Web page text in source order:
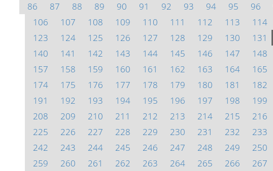
86
87 88 89 90 91 92 93 94 95 96
106
107 108 109 110 111 112 113 114
123
124 125 126 127 128 129 130 131
140
141 142 143 144 145 146 147 148
157
158 159 160 161 162 163 164 165
174
175 176 177 178 179 180 181 182
191
192 193 194 195 196 197 198 199
208
209 210 211 212 213 214 215 216
225
226 227 228 229 230 231 232 233
242
243 244 245 246 247 248 249 250
259
260 261 262 263 264 265 266 267